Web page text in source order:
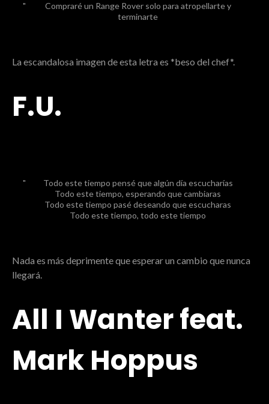
Compraré un Range Rover solo para atropellarte y
terminarte
La escandalosa imagen de esta letra es *beso del chef*.
F.U.
Todo este tiempo pensé que algún día escucharías
Todo este tiempo, esperando que cambiaras
Todo este tiempo pasé deseando que escucharas
Todo este tiempo, todo este tiempo
Nada es más deprimente que esperar un cambio que nunca
llegará.
All I Wanter feat.
Mark Hoppus